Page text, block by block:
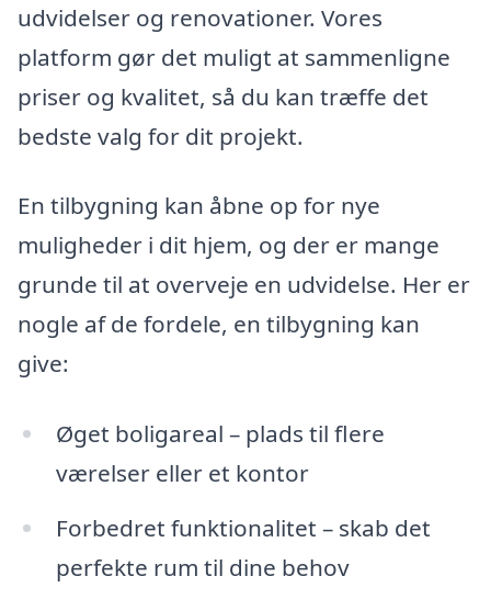
udvidelser og renovationer. Vores
platform gør det muligt at sammenligne
priser og kvalitet, så du kan træffe det
bedste valg for dit projekt.
En tilbygning kan åbne op for nye
muligheder i dit hjem, og der er mange
grunde til at overveje en udvidelse. Her er
nogle af de fordele, en tilbygning kan
give:
Øget boligareal – plads til flere
værelser eller et kontor
Forbedret funktionalitet – skab det
perfekte rum til dine behov